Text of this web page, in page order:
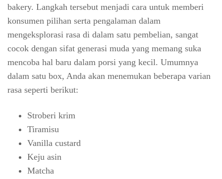
bakery. Langkah tersebut menjadi cara untuk memberi
konsumen pilihan serta pengalaman dalam
mengeksplorasi rasa di dalam satu pembelian, sangat
cocok dengan sifat generasi muda yang memang suka
mencoba hal baru dalam porsi yang kecil. Umumnya
dalam satu box, Anda akan menemukan beberapa varian
rasa seperti berikut:
Stroberi krim
Tiramisu
Vanilla custard
Keju asin
Matcha